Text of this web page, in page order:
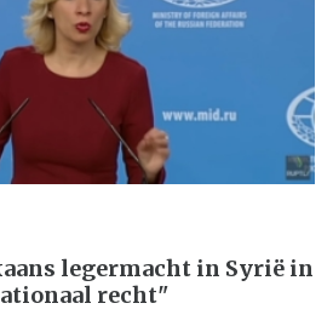
legermacht in Syrië in
recht"